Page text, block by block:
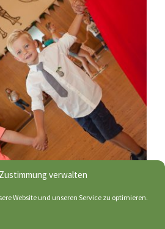
verwalten
Website und unseren Service zu optimieren.